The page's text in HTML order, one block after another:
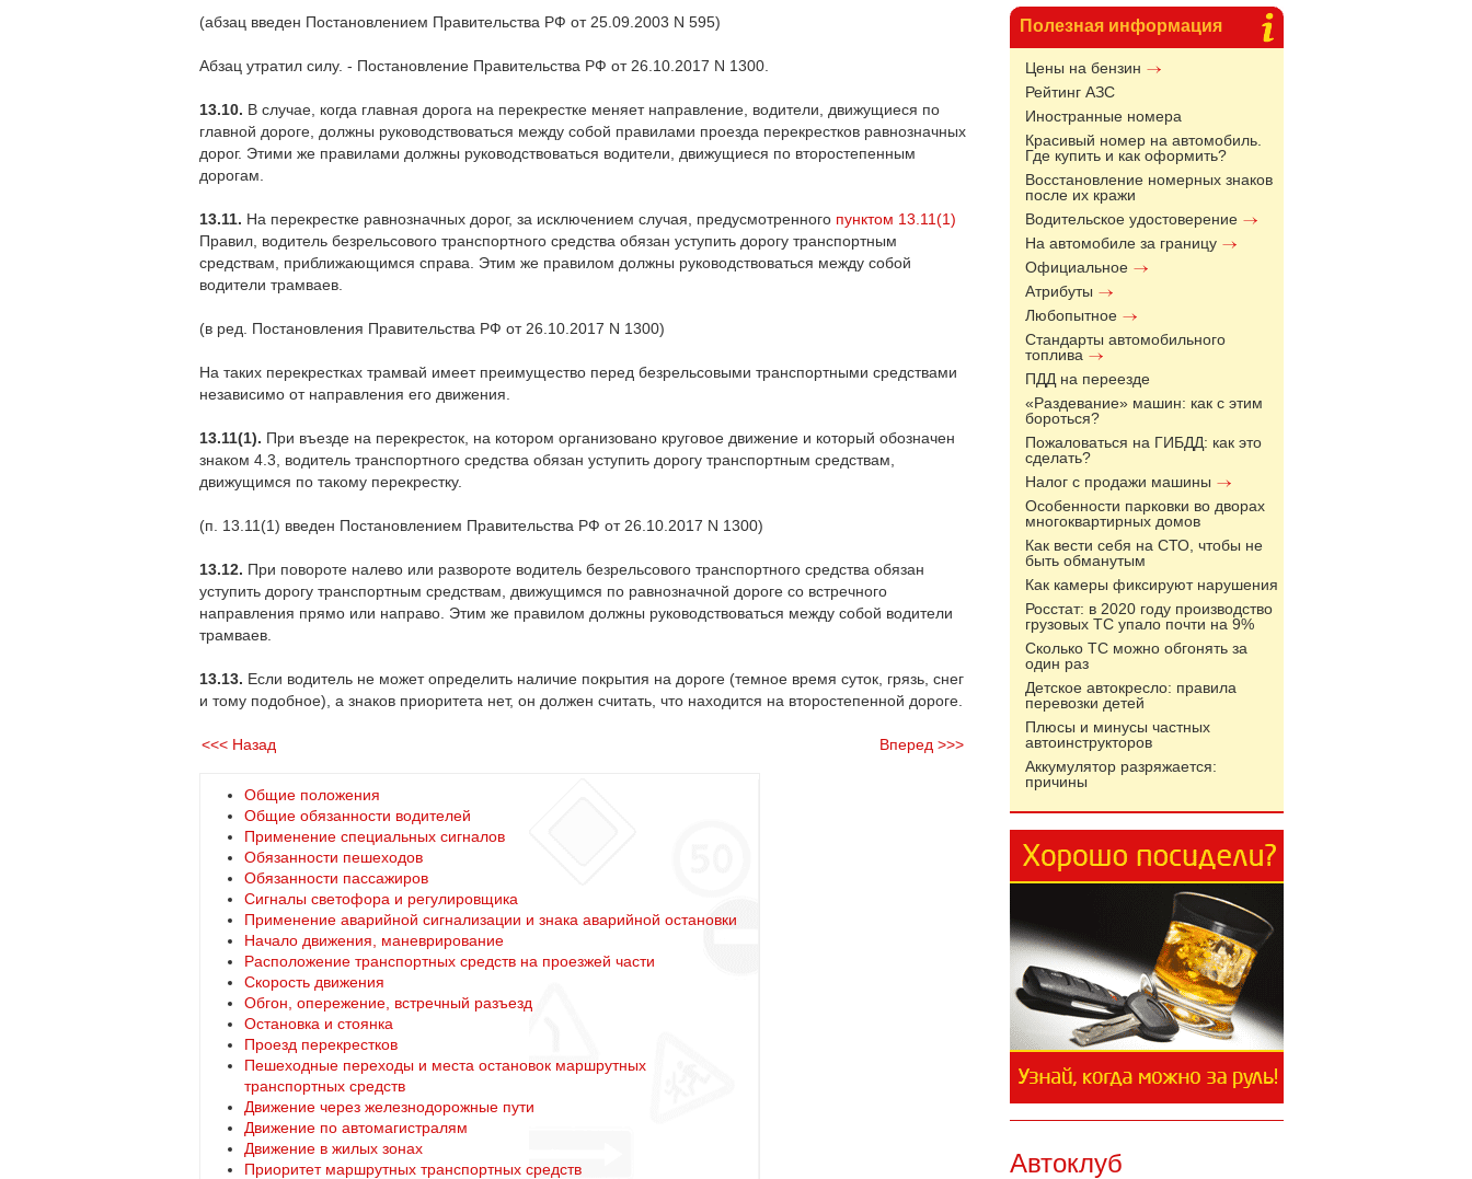
Полезная информация
Цены на бензин
Рейтинг АЗС
Иностранные номера
Красивый номер на автомобиль.
Где купить и как оформить?
Восстановление номерных знаков
после их кражи
Водительское удостоверение
На автомобиле за границу
Официальное
Атрибуты
Любопытное
Стандарты автомобильного
топлива
ПДД на переезде
«Раздевание» машин: как с этим
бороться?
Пожаловаться на ГИБДД: как это
сделать?
Налог с продажи машины
Особенности парковки во дворах
многоквартирных домов
Как вести себя на СТО, чтобы не
быть обманутым
Как камеры фиксируют нарушения
Росстат: в 2020 году производство
грузовых ТС упало почти на 9%
Сколько ТС можно обгонять за
один раз
Детское автокресло: правила
перевозки детей
Плюсы и минусы частных
автоинструкторов
Аккумулятор разряжается:
причины
Автоклуб
(абзац введен Постановлением Правительства РФ от 25.09.2003 N 595)
Абзац утратил силу. - Постановление Правительства РФ от 26.10.2017 N 1300.
13.10. В случае, когда главная дорога на перекрестке меняет направление, водители, движущиеся по
главной дороге, должны руководствоваться между собой правилами проезда перекрестков равнозначных
дорог. Этими же правилами должны руководствоваться водители, движущиеся по второстепенным
дорогам.
13.11. На перекрестке равнозначных дорог, за исключением случая, предусмотренного пунктом 13.11(1)
Правил, водитель безрельсового транспортного средства обязан уступить дорогу транспортным
средствам, приближающимся справа. Этим же правилом должны руководствоваться между собой
водители трамваев.
(в ред. Постановления Правительства РФ от 26.10.2017 N 1300)
На таких перекрестках трамвай имеет преимущество перед безрельсовыми транспортными средствами
независимо от направления его движения.
13.11(1). При въезде на перекресток, на котором организовано круговое движение и который обозначен
знаком 4.3, водитель транспортного средства обязан уступить дорогу транспортным средствам,
движущимся по такому перекрестку.
(п. 13.11(1) введен Постановлением Правительства РФ от 26.10.2017 N 1300)
13.12. При повороте налево или развороте водитель безрельсового транспортного средства обязан
уступить дорогу транспортным средствам, движущимся по равнозначной дороге со встречного
направления прямо или направо. Этим же правилом должны руководствоваться между собой водители
трамваев.
13.13. Если водитель не может определить наличие покрытия на дороге (темное время суток, грязь, снег
и тому подобное), а знаков приоритета нет, он должен считать, что находится на второстепенной дороге.
<<< Назад Вперед >>>
Общие положения
Общие обязанности водителей
Применение специальных сигналов
Обязанности пешеходов
Обязанности пассажиров
Сигналы светофора и регулировщика
Применение аварийной сигнализации и знака аварийной остановки
Начало движения, маневрирование
Расположение транспортных средств на проезжей части
Скорость движения
Обгон, опережение, встречный разъезд
Остановка и стоянка
Проезд перекрестков
Пешеходные переходы и места остановок маршрутных
транспортных средств
Движение через железнодорожные пути
Движение по автомагистралям
Движение в жилых зонах
Приоритет маршрутных транспортных средств